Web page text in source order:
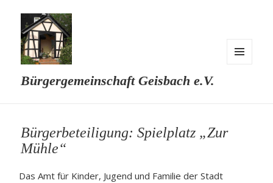
Bürgergemeinschaft Geisbach e.V.
Bürgerbeteiligung: Spielplatz „Zur
Mühle“
Das Amt für Kinder, Jugend und Familie der Stadt